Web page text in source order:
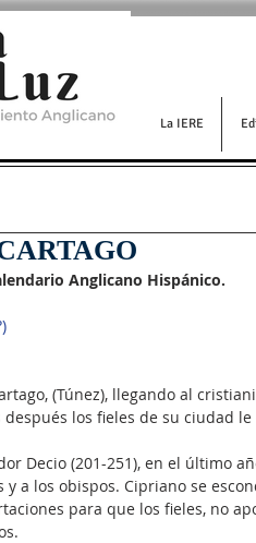
La IERE
Anglicano Hispánico.
(Túnez), llegando al
los fieles de su ciudad
Decio (201-251), en el último
y a los obispos. Cipriano se
para que los fieles, no